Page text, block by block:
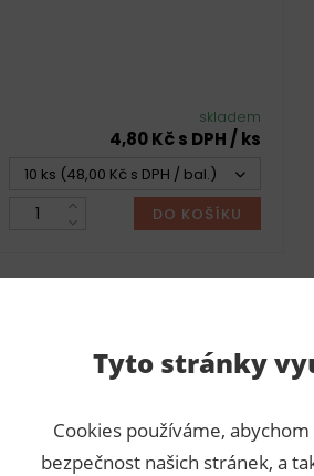
skladem
4,80 Kč s DPH / ks
10 ks (48,00 Kč s DPH / bal.)
DO KOŠÍKU
Tyto stránky
Cookies používáme,
bezpečnost našich stránek, a